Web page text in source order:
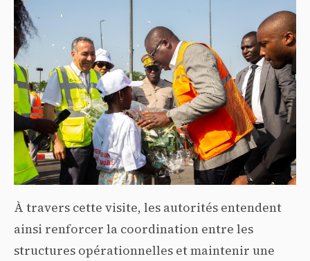
À travers cette visite, les autorités entendent
ainsi renforcer la coordination entre les
structures opérationnelles et maintenir une